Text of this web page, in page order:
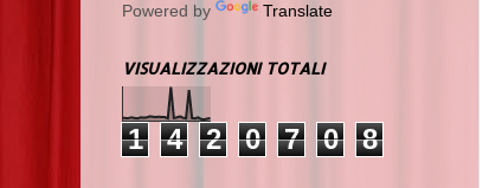
Powered by Translate
VISUALIZZAZIONI TOTALI
1 4 2 0 7 0 8